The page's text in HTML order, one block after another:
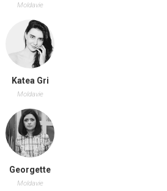
Moldavie
Katea Gri
Moldavie
Georgette
Moldavie